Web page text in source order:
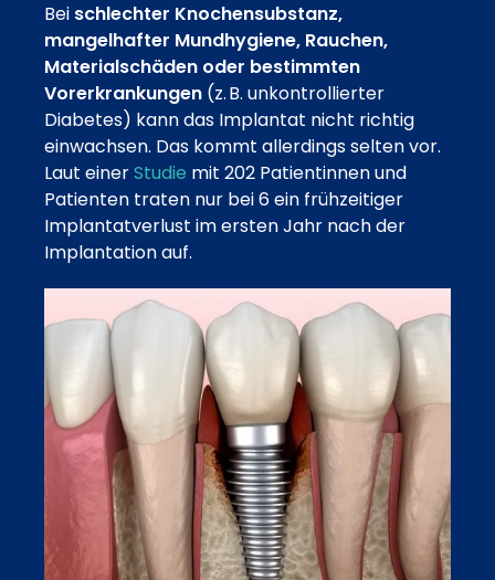
Bei schlechter Knochensubstanz,
mangelhafter Mundhygiene, Rauchen,
Materialschäden oder bestimmten
Vorerkrankungen (z. B. unkontrollierter
Diabetes) kann das Implantat nicht richtig
einwachsen. Das kommt allerdings selten vor.
Laut einerStudie mit 202 Patientinnen und
Patienten traten nur bei 6 ein frühzeitiger
Implantatverlust im ersten Jahr nach der
Implantation auf.